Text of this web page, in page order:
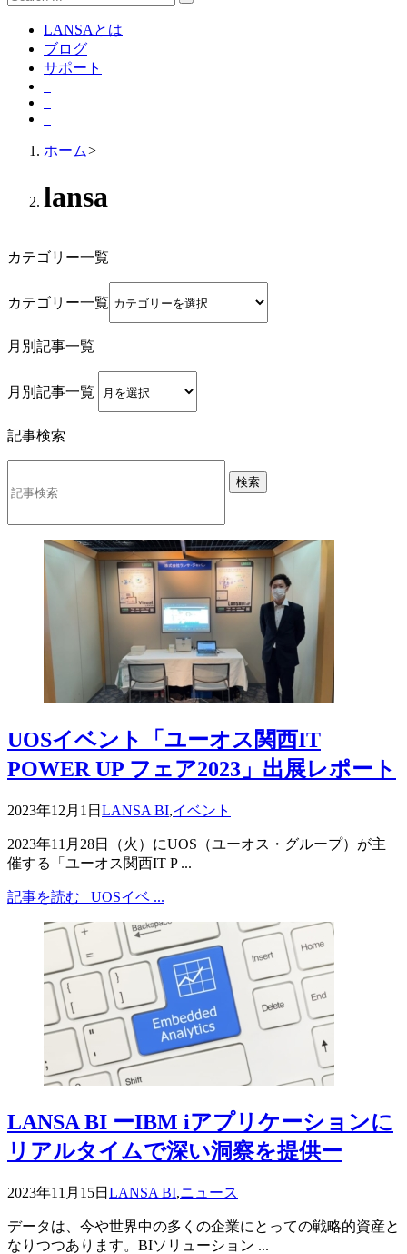
LANSAとは
ブログ
サポート
ホーム>
lansa
カテゴリー一覧
カテゴリー一覧
月別記事一覧
月別記事一覧
記事検索
検索
UOSイベント「ユーオス関西IT
POWER UP フェア2023」出展レポート
2023年12月1日 LANSA BI,イベント
2023年11月28日（火）にUOS（ユーオス・グループ）が主
催する「ユーオス関西IT P ...
記事を読む UOSイベ ...
LANSA BI ーIBM iアプリケーションに
リアルタイムで深い洞察を提供ー
2023年11月15日 LANSA BI,ニュース
データは、今や世界中の多くの企業にとっての戦略的資産と
なりつつあります。BIソリューション ...